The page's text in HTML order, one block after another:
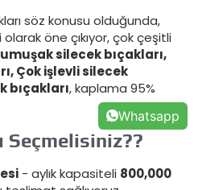
söz konusu olduğunda,
öne çıkıyor, çok çeşitli
silecek bıçakları,
Çok işlevli silecek
bıçakları, kaplama 95%
Seçmelisiniz??
- aylık kapasiteli 800,000
Whatsapp